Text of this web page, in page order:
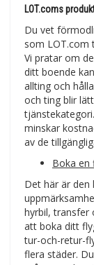
LOT.coms
Du vet
som LOT.com
Vi pratar om
ditt boende
allting och
och ting blir
minskar
av de
Boka en
Det här är
hyrbil, transfer
att boka ditt
tur-och-retur-
flera städer.